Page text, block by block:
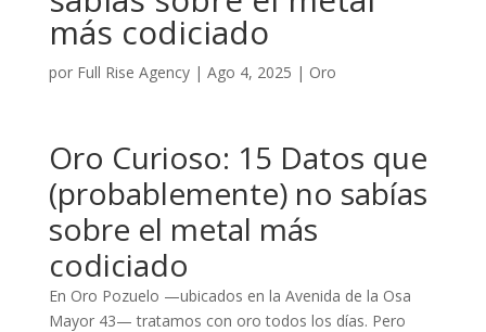
más codiciado
por Full Rise Agency| Ago 4, 2025 | Oro
Oro Curioso: 15 Datos que
(probablemente) no sabías
sobre el metal más
codiciado
En Oro Pozuelo —ubicados en la Avenida de la Osa
Mayor 43— tratamos con oro todos los días. Pero